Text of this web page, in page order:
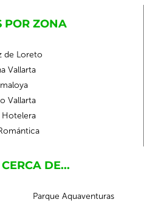
POR ZONA
de Loreto
Vallarta
Vallarta
Hotelera
DE...
Parque Aquaventuras